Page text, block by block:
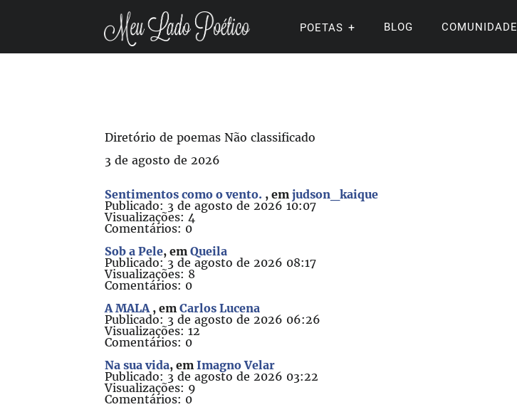
POETAS BLOG COMUNIDADE
Diretório de poemas Não classificado
3 de agosto de 2026
Sentimentos como o vento. , emjudson_kaique
Publicado: 3 de agosto de 2026 10:07
Visualizações: 4
Comentários: 0
Sob a Pele, emQueila
Publicado: 3 de agosto de 2026 08:17
Visualizações: 8
Comentários: 0
A MALA , emCarlos Lucena
Publicado: 3 de agosto de 2026 06:26
Visualizações: 12
Comentários: 0
Na sua vida, emImagno Velar
Publicado: 3 de agosto de 2026 03:22
Visualizações: 9
Comentários: 0